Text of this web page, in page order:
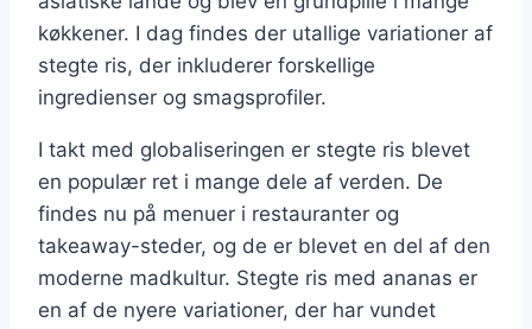
køkkener. I dag findes der utallige variationer af
stegte ris, der inkluderer forskellige
ingredienser og smagsprofiler.
I takt med globaliseringen er stegte ris blevet
en populær ret i mange dele af verden. De
findes nu på menuer i restauranter og
takeaway-steder, og de er blevet en del af den
moderne madkultur. Stegte ris med ananas er
en af de nyere variationer, der har vundet